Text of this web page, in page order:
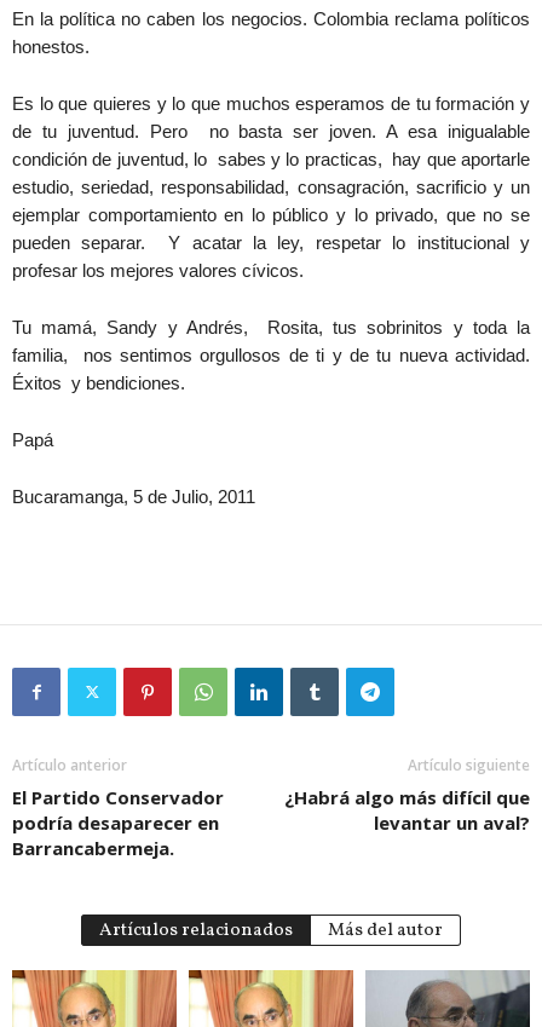
En la política no caben los negocios. Colombia reclama políticos
honestos.
Es lo que quieres y lo que muchos esperamos de tu formación y
de tu juventud. Pero no basta ser joven. A esa inigualable
condición de juventud, lo sabes y lo practicas, hay que aportarle
estudio, seriedad, responsabilidad, consagración, sacrificio y un
ejemplar comportamiento en lo público y lo privado, que no se
pueden separar. Y acatar la ley, respetar lo institucional y
profesar los mejores valores cívicos.
Tu mamá, Sandy y Andrés, Rosita, tus sobrinitos y toda la
familia, nos sentimos orgullosos de ti y de tu nueva actividad.
Éxitos y bendiciones.
Papá
Bucaramanga, 5 de Julio, 2011
Artículo anterior
El Partido Conservador
podría desaparecer en
Barrancabermeja.
Artículo siguiente
¿Habrá algo más difícil que
levantar un aval?
Artículos relacionados Más del autor